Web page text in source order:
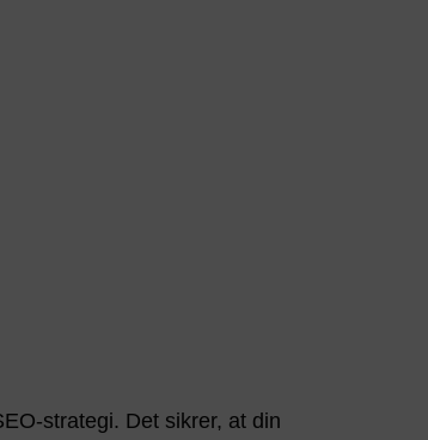
strategi. Det sikrer, at din